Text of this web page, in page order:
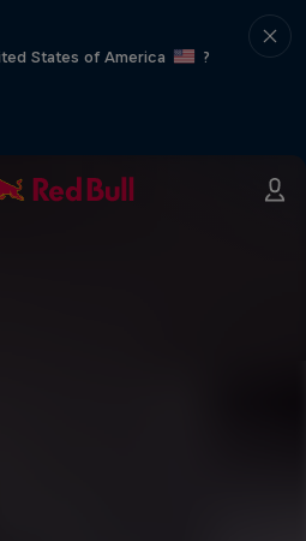
States of America
?